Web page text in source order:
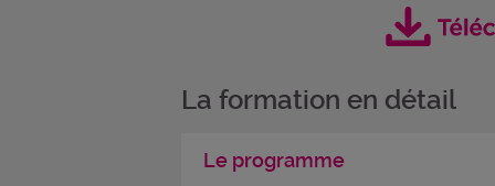
La formation en détail
Le programme